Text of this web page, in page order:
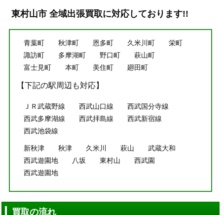
東村山市 全域出張買取に対応しております!!
青葉町 秋津町 恩多町 久米川町
栄町
諏訪町
多摩湖町 野口町
萩山町
富士見町
本町 美住町 廻田町
【下記の駅周辺も対応】
ＪＲ武蔵野線 西武山口線
西武国分寺線
西武多摩湖線
西武拝島線
西武新宿線
西武池袋線
新秋津 秋津 久米川 萩山
武蔵大和
西武遊園地
八坂 東村山
西武園
西武遊園地
買取の流れ